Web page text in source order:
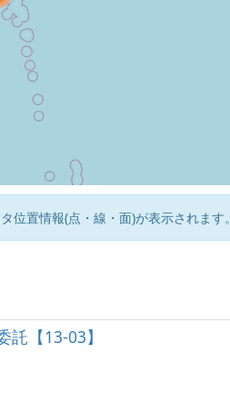
置情報(点・線・面)が表示されます。
【13-03】